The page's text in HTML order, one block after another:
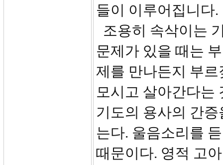
들이 이루어집니다.
조용히 속삭이는
문제가 있을 때는
제를 만나든지 부
모시고 살아간다는
기도의 용사의 간
는다. 울음소리를
때문이다. 영적 고